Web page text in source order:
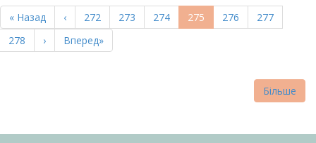
НА
СТОРІНКИ
Перша
сторінка
« Назад
Попередня
сторінка
‹ Page
272 Page
273 Page
274
Поточна
сторінка
275 Page
276 Page
277
Page
278
Наступна
сторінка
›
Остання
сторінка
Вперед»
Більше